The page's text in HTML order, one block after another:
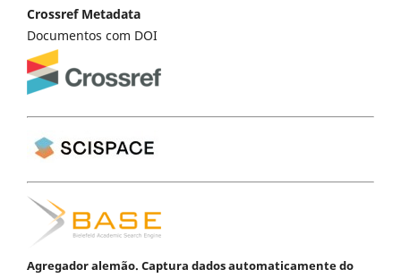
Crossref Metadata
Documentos com DOI
Agregador alemão. Captura dados automaticamente do